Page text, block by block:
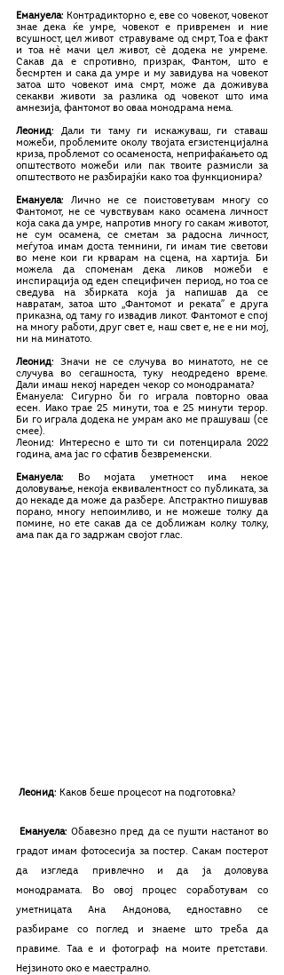
Емануела: Контрадикторно е, еве со човекот, човекот
знае дека ќе умре, човекот е привремен и ние
всушност, цел живот  стравуваме од смрт, Тоа е факт
и тоа нè мачи цел живот, сè додека не умреме.
Сакав да е спротивно, призрак, Фантом, што е
бесмртен и сака да умре и му завидува на човекот
затоа што човекот има смрт, може да доживува
секакви животи за разлика од човекот што има
амнезија, фантомот во оваа монодрама нема.
Леонид: Дали ти таму ги искажуваш, ги ставаш
можеби, проблемите околу твојата егзистенцијална
криза, проблемот со осаменоста, неприфаќањето од
општеството можеби или пак твоите размисли за
општеството не разбирајќи како тоа функционира?
Емануела: Лично не се поистоветувам многу со
Фантомот, не се чувствувам како осамена личност
која сака да умре, напротив многу го сакам животот,
не сум осамена, се сметам за радосна личност,
меѓутоа имам доста темнини, ги имам тие светови
во мене кои ги крварам на сцена, на хартија. Би
можела да споменам дека ликов можеби е
инспирација од еден специфичен период, но тоа се
сведува на збирката која ја напишав да се
навратам, затоа што ,,Фантомот и реката’’ е друга
приказна, од таму го извадив ликот. Фантомот е спој
на многу работи, друг свет е, наш свет е, не е ни мој,
ни на минатото.
Леонид: Значи не се случува во минатото, не се
случува во сегашноста, туку неодредено време.
Дали имаш некој нареден чекор со монодрамата?
Емануела: Сигурно би го играла повторно оваа
есен. Иако трае 25 минути, тоа е 25 минути терор.
Би го играла додека не умрам ако ме прашуваш (се
смее).
Леонид: Интересно е што ти си потенцирала 2022
година, ама јас го сфатив безвременски.
Емануела: Во мојата уметност има некое
доловување, некоја еквивалентност со публиката, за
до некаде да може да разбере. Апстрактно пишував
порано, многу непоимливо, и не можеше толку да
помине, но ете сакав да се доближам колку толку,
ама пак да го задржам својот глас.
Леонид: Kаков беше процесот на подготовка?
Емануела: Обавезно пред да се пушти настанот во
градот имам фотосесија за постер. Сакам постерот
да изгледа привлечно и да ја доловува
монодрамата. Во овој процес соработувам со
уметницата Ана Андонова, едноставно се
разбираме со поглед и знаеме што треба да
правиме. Таа е и фотограф на моите претстави.
Нејзиното око е маестрално.